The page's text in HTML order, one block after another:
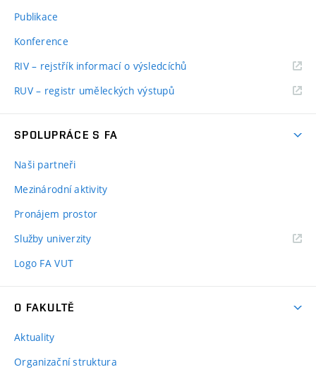
Publikace
Konference
RIV – rejstřík informací o výsledcíchů
RUV – registr uměleckých výstupů
SPOLUPRÁCE S FA
Naši partneři
Mezinárodní aktivity
Pronájem prostor
Služby univerzity
Logo FA VUT
O FAKULTĚ
Aktuality
Organizační struktura